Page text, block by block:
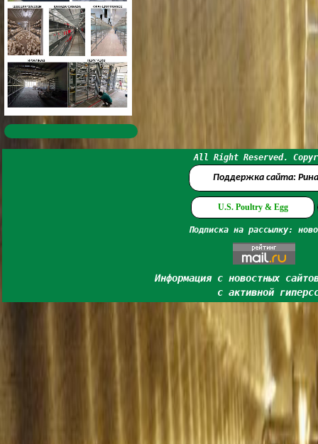
All Right Reserved.
Поддержка сайта:
U.S. Poultry & Egg
Подписка на рассылку:
Информация с новостных
с активной